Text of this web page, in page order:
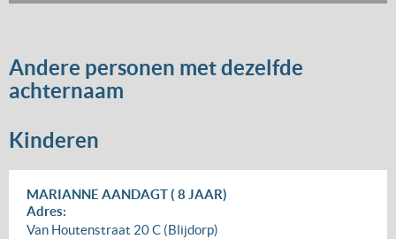
Andere personen met dezelfde
achternaam
Kinderen
MARIANNE AANDAGT ( 8 JAAR)
Adres:
Van Houtenstraat 20 C (Blijdorp)